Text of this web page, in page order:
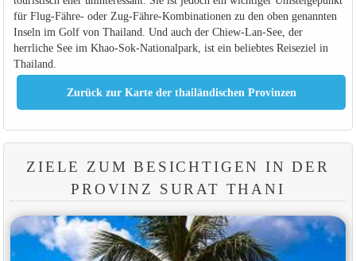
für Flug-Fähre- oder Zug-Fähre-Kombinationen zu den oben genannten
Inseln im Golf von Thailand. Und auch der Chiew-Lan-See, der
herrliche See im Khao-Sok-Nationalpark, ist ein beliebtes Reiseziel in
Thailand.
ZIELE ZUM BESICHTIGEN IN DER
PROVINZ SURAT THANI